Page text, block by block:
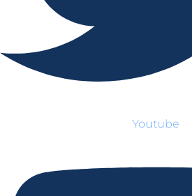
Youtube